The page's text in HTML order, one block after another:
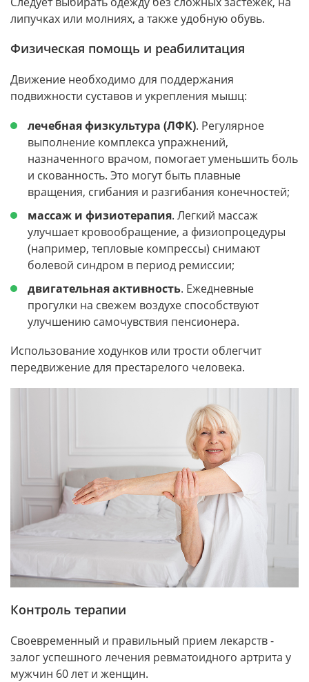
липучках или молниях, а также удобную обувь.
Физическая помощь и реабилитация
Движение необходимо для поддержания
подвижности суставов и укрепления мышц:
лечебная физкультура (ЛФК). Регулярное
выполнение комплекса упражнений,
назначенного врачом, помогает уменьшить боль
и скованность. Это могут быть плавные
вращения, сгибания и разгибания конечностей;
массаж и физиотерапия. Легкий массаж
улучшает кровообращение, а физиопроцедуры
(например, тепловые компрессы) снимают
болевой синдром в период ремиссии;
двигательная активность. Ежедневные
прогулки на свежем воздухе способствуют
улучшению самочувствия пенсионера.
Использование ходунков или трости облегчит
передвижение для престарелого человека.
Контроль терапии
Своевременный и правильный прием лекарств -
залог успешного лечения ревматоидного артрита у
мужчин 60 лет и женщин.